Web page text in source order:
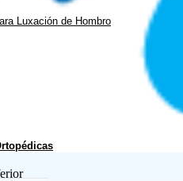
Luxación de Hombro